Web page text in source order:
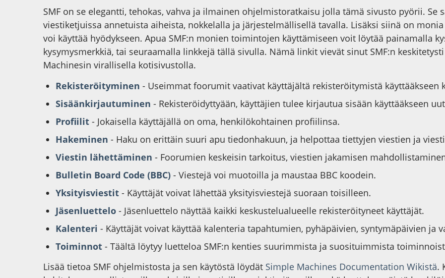
SMF on se elegantti, tehokas, vahva ja ilmainen ohjelmistoratkaisu jolla tämä sivusto pyörii. Se
viestiketjuissa annetuista aiheista, nokkelalla ja järjestelmällisellä tavalla. Lisäksi siinä on
voi käyttää hyödykseen. Apua SMF:n monien toimintojen käyttämiseen voit löytää painamalla
kysymysmerkkiä, tai seuraamalla linkkejä tällä sivulla. Nämä linkit vievät sinut SMF:n
Machinesin virallisella kotisivustolla.
Rekisteröityminen - Useimmat foorumit vaativat käyttäjältä rekisteröitymistä
Sisäänkirjautuminen - Rekisteröidyttyään, käyttäjien tulee kirjautua sisään käyttääkseen
Profiilit - Jokaisella käyttäjällä on oma, henkilökohtainen profiilinsa.
Hakeminen - Haku on erittäin suuri apu tiedonhakuun, ja helpottaa tiettyjen viestien ja
Viestin lähettäminen - Foorumien keskeisin tarkoitus, viestien jakamisen
Bulletin Board Code (BBC)- Viestejä voi muotoilla ja maustaa BBC koodein.
Yksityisviestit - Käyttäjät voivat lähettää yksityisviestejä suoraan toisilleen.
Jäsenluettelo - Jäsenluettelo näyttää kaikki keskustelualueelle rekisteröityneet käyttäjät.
Kalenteri - Käyttäjät voivat käyttää kalenteria tapahtumien, pyhäpäivien, syntymäpäivien ja
Toiminnot - Täältä löytyy luetteloa SMF:n kenties suurimmista ja suosituimmista
Lisää tietoa SMF ohjelmistosta ja sen käytöstä löydät Simple Machines Documentation Wikistä.